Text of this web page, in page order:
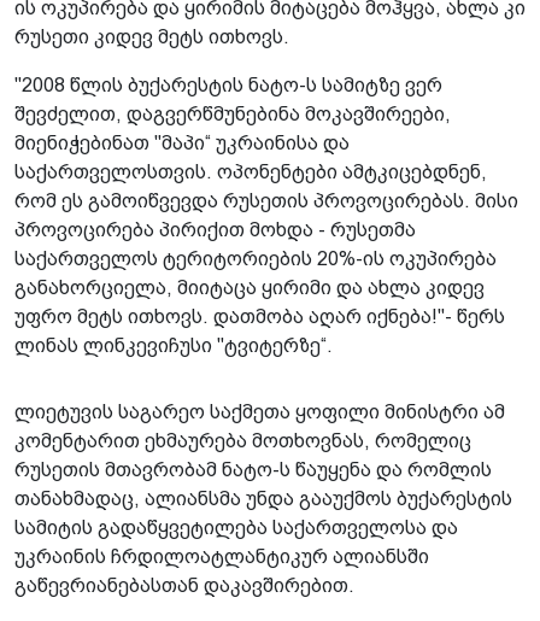
ის ოკუპირება და ყირიმის მიტაცება მოჰყვა, ახლა კი
რუსეთი კიდევ მეტს ითხოვს.
"2008 წლის ბუქარესტის ნატო-ს სამიტზე ვერ
შევძელით, დაგვერწმუნებინა მოკავშირეები,
მიენიჭებინათ "მაპი“ უკრაინისა და
საქართველოსთვის. ოპონენტები ამტკიცებდნენ,
რომ ეს გამოიწვევდა რუსეთის პროვოცირებას. მისი
პროვოცირება პირიქით მოხდა - რუსეთმა
საქართველოს ტერიტორიების 20%-ის ოკუპირება
განახორციელა, მიიტაცა ყირიმი და ახლა კიდევ
უფრო მეტს ითხოვს. დათმობა აღარ იქნება!"- წერს
ლინას ლინკევიჩუსი "ტვიტერზე“.
ლიეტუვის საგარეო საქმეთა ყოფილი მინისტრი ამ
კომენტარით ეხმაურება მოთხოვნას, რომელიც
რუსეთის მთავრობამ ნატო-ს წაუყენა და რომლის
თანახმადაც, ალიანსმა უნდა გააუქმოს ბუქარესტის
სამიტის გადაწყვეტილება საქართველოსა და
უკრაინის ჩრდილოატლანტიკურ ალიანსში
გაწევრიანებასთან დაკავშირებით.